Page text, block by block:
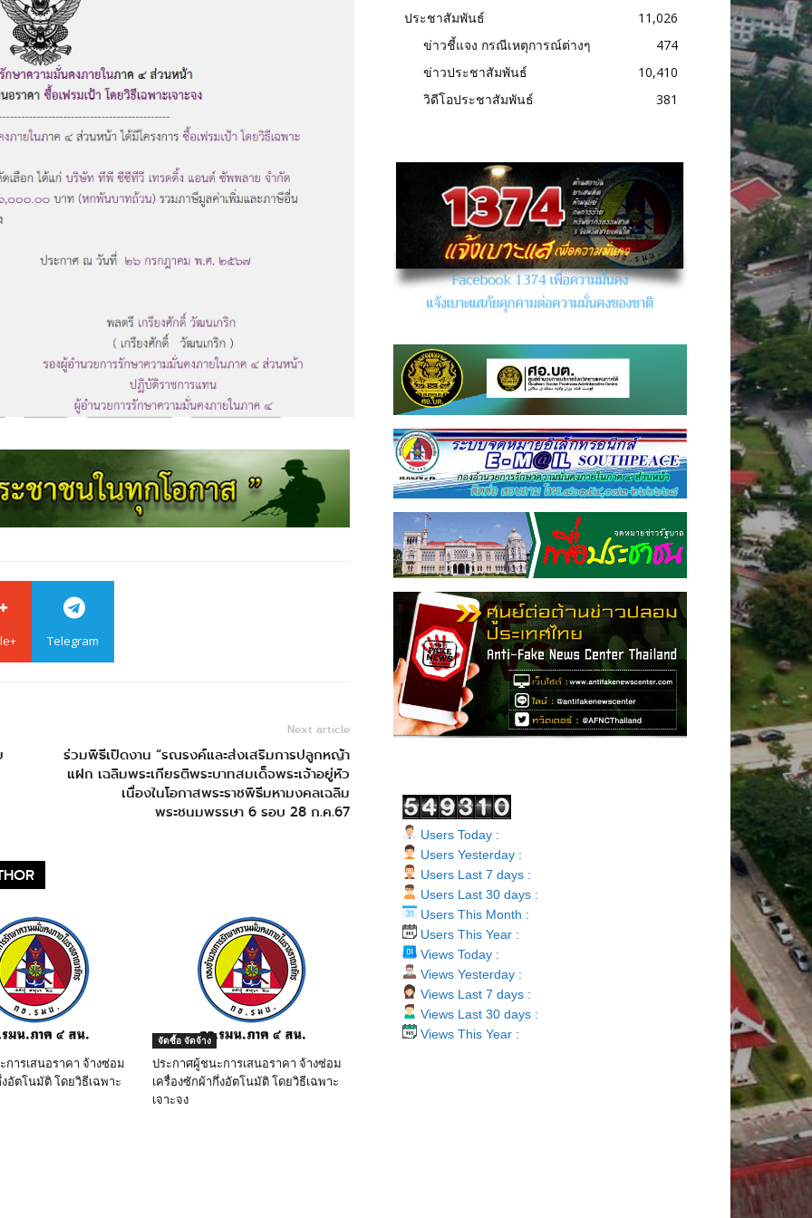
Telegram
Next article
ร่วมพิธีเปิดงาน “รณรงค์และส่งเสริมการปลูกหญ้า
แฝก เฉลิมพระเกียรติพระบาทสมเด็จพระเจ้าอยู่หัว
เนื่องในโอกาสพระราชพิธีมหามงคลเฉลิม
พระชนมพรรษา 6 รอบ 28 ก.ค.67
การเสนอราคา จ้างซ่อม
อัตโนมัติ โดยวิธีเฉพาะ
จัดซื้อ จัดจ้าง
ประกาศผู้ชนะการเสนอราคา จ้างซ่อม
เครื่องซักผ้ากึ่งอัตโนมัติ โดยวิธีเฉพาะ
เจาะจง
ประชาสัมพันธ์
11,026
ข่าวชี้แจง กรณีเหตุการณ์ต่างๆ
474
ข่าวประชาสัมพันธ์
10,410
วิดีโอประชาสัมพันธ์
381
Users Today :
Users Yesterday :
Users Last 7 days :
Users Last 30 days :
Users This Month :
Users This Year :
Views Today :
Views Yesterday :
Views Last 7 days :
Views Last 30 days :
Views This Year :